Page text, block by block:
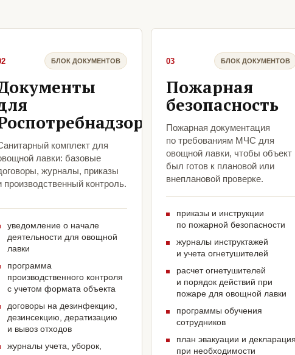
БЛОК ДОКУМЕНТОВ
комплект для
лавки: базовые
журналы, приказы
производственный контроль.
уведомление о начале
деятельности для овощной
лавки
программа
производственного контроля
с учетом формата объекта
договоры на дезинфекцию,
дезинсекцию, дератизацию
и вывоз отходов
журналы учета, уборок,
03 БЛОК ДОКУМЕНТОВ
Пожарная
безопасность
Пожарная документация
по требованиям МЧС для
овощной лавки, чтобы объект
был готов к плановой или
внеплановой проверке.
приказы и инструкции
по пожарной безопасности
журналы инструктажей
и учета огнетушителей
расчет огнетушителей
и порядок действий при
пожаре для овощной лавки
программы обучения
сотрудников
план эвакуации и декларация
при необходимости